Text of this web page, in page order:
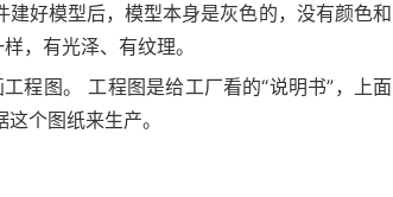
好模型后，模型本身是灰色的，没有颜色和
，有光泽、有纹理。
程图。 工程图是给工厂看的“说明书”，上面
个图纸来生产。